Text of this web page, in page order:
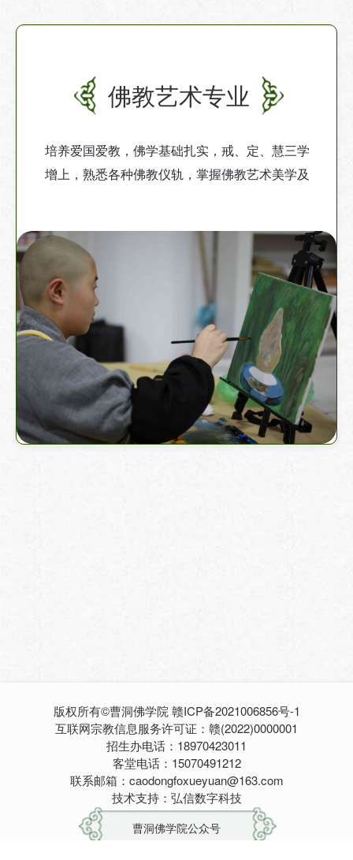
佛教艺术专业
培养爱国爱教，佛学基础扎实，戒、定、慧三学
增上，熟悉各种佛教仪轨，掌握佛教艺术美学及
版权所有©曹洞佛学院 赣ICP备2021006856号-1
互联网宗教信息服务许可证：赣(2022)0000001
招生办电话：18970423011
客堂电话：15070491212
联系邮箱：caodongfoxueyuan@163.com
技术支持：弘信数字科技
曹洞佛学院公众号